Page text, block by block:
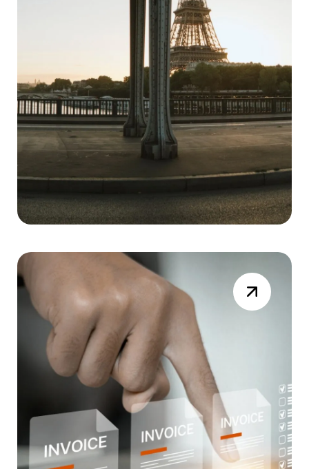
Bonne Année 2026
TRES BONNE ANNEE 2026 !
Lire la
suite